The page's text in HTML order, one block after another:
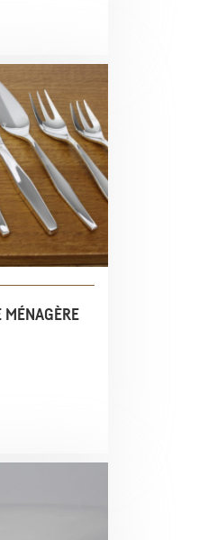
MÉNAGÈRE